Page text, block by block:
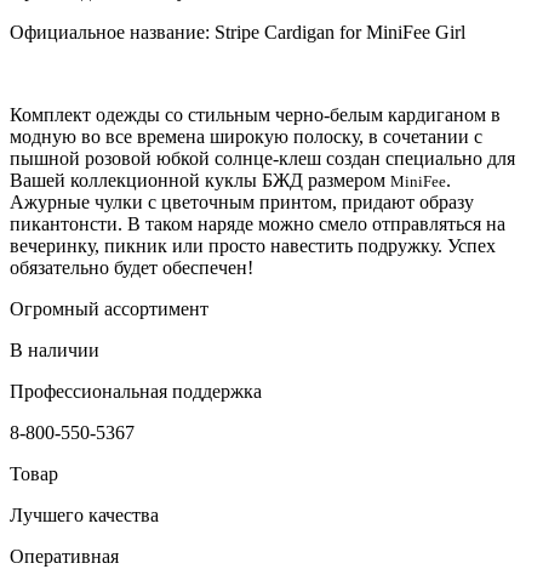
Официальное название: Stripe Cardigan for MiniFee Girl
Комплект одежды со стильным черно-белым кардиганом в
модную во все времена широкую полоску, в сочетании с
пышной розовой юбкой солнце-клеш создан специально для
Вашей коллекционной куклы БЖД размером MiniFee.
Ажурные чулки с цветочным принтом, придают образу
пикантонсти. В таком наряде можно смело отправляться на
вечеринку, пикник или просто навестить подружку. Успех
обязательно будет обеспечен!
Огромный ассортимент
В наличии
Профессиональная поддержка
8-800-550-5367
Товар
Лучшего качества
Оперативная